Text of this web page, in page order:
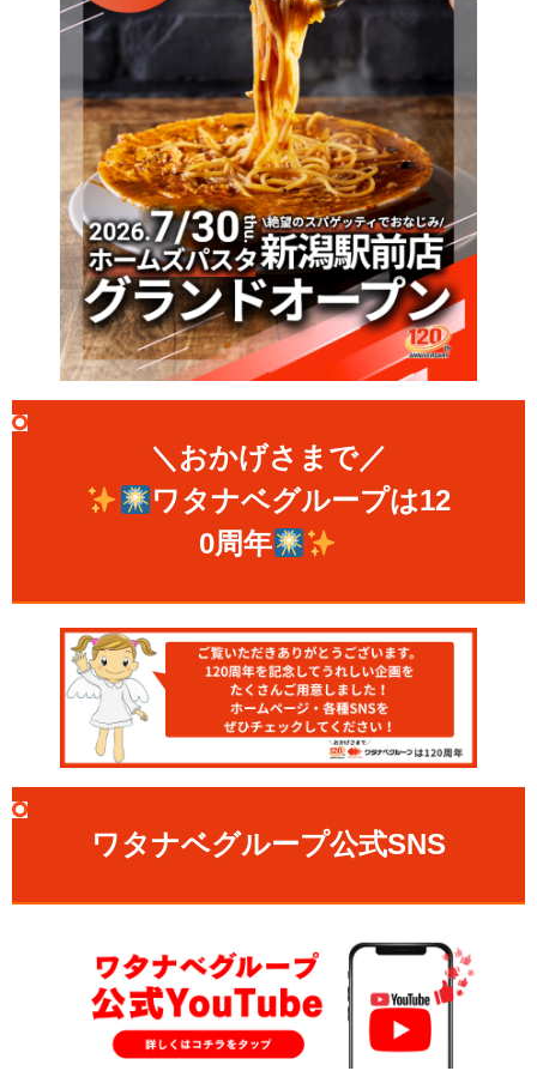
＼おかげさまで／
ワタナベグループは12
0周年
ワタナベグループ公式SNS